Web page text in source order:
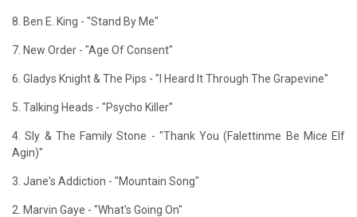
8. Ben E. King - "Stand By Me"
7. New Order - "Age Of Consent"
6. Gladys Knight & The Pips - "I Heard It Through The Grapevine"
5. Talking Heads - "Psycho Killer"
4. Sly & The Family Stone - "Thank You (Falettinme Be Mice Elf
Agin)"
3. Jane's Addiction - "Mountain Song"
2. Marvin Gaye - "What's Going On"